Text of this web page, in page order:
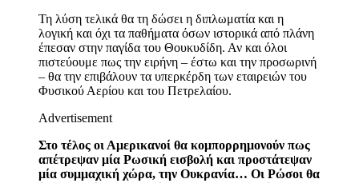
Τη λύση τελικά θα τη δώσει η διπλωματία και η
λογική και όχι τα παθήματα όσων ιστορικά από πλάνη
έπεσαν στην παγίδα του Θουκυδίδη. Αν και όλοι
πιστεύουμε πως την ειρήνη – έστω και την προσωρινή
– θα την επιβάλουν τα υπερκέρδη των εταιρειών του
Φυσικού Αερίου και του Πετρελαίου.
Advertisement
Στο τέλος οι Αμερικανοί θα κομπορρημονούν πως
απέτρεψαν μία Ρωσική εισβολή και προστάτεψαν
μία συμμαχική χώρα, την Ουκρανία… Οι Ρώσοι θα